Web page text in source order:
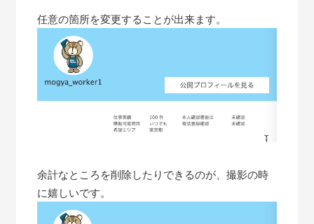
任意の箇所を変更することが出来ます。
余計なところを削除したりできるのが、撮影の時
に嬉しいです。